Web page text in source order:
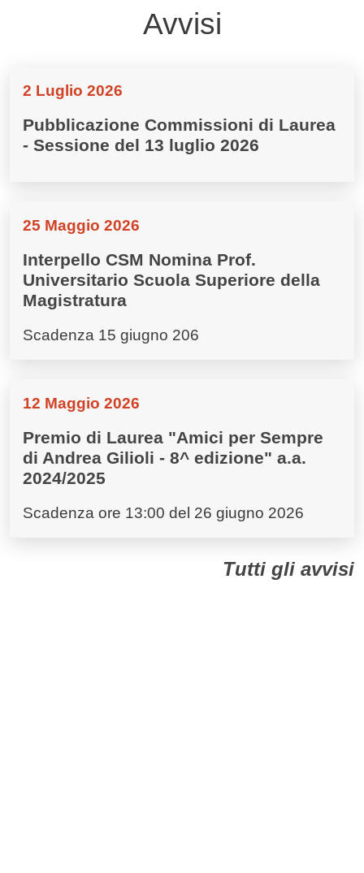
Avvisi
2 Luglio 2026
Pubblicazione Commissioni di Laurea
- Sessione del 13 luglio 2026
25 Maggio 2026
Interpello CSM Nomina Prof.
Universitario Scuola Superiore della
Magistratura
Scadenza 15 giugno 206
12 Maggio 2026
Premio di Laurea "Amici per Sempre
di Andrea Gilioli - 8^ edizione" a.a.
2024/2025
Scadenza ore 13:00 del 26 giugno 2026
Tutti gli avvisi